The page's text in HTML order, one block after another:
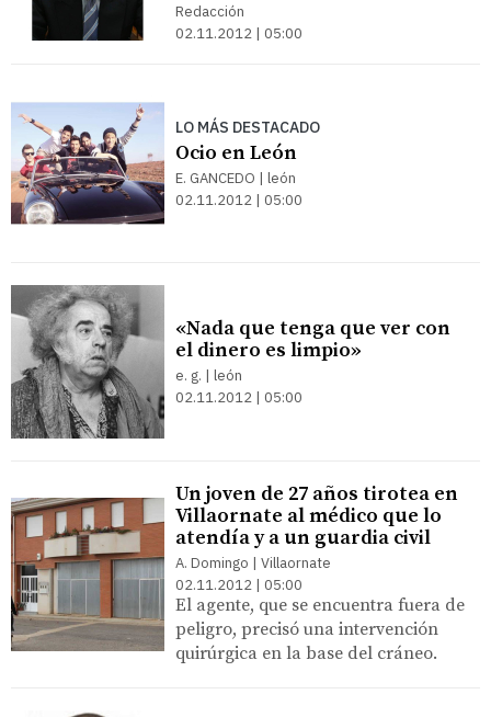
Redacción
02.11.2012 | 05:00
LO MÁS DESTACADO
Ocio en León
E. GANCEDO | león
02.11.2012 | 05:00
«Nada que tenga que ver con
el dinero es limpio»
e. g. | león
02.11.2012 | 05:00
Un joven de 27 años tirotea en
Villaornate al médico que lo
atendía y a un guardia civil
A. Domingo | Villaornate
02.11.2012 | 05:00
El agente, que se encuentra fuera de
peligro, precisó una intervención
quirúrgica en la base del cráneo.